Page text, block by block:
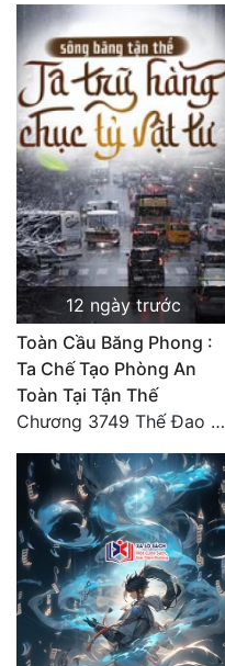
Mưu Mô
Mạt Thế
Mỹ Thực
Ngôn Tình
Ngược
Nữ Cường
Nữ Phụ
Phong Thủy - Tâm Linh
Phương Tây
Phản Phái
Quan Trường
Quân Sự
Sảng Văn
Sắc
12 ngày trước
Toàn Cầu Băng Phong :
Ta Chế Tạo Phòng An
Toàn Tại Tận Thế
Chương 3749 Thế Đao xuất kích